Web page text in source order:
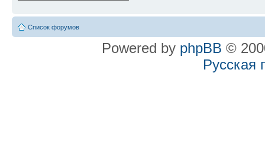
Список форумов
Powered by phpBB ©
Русская